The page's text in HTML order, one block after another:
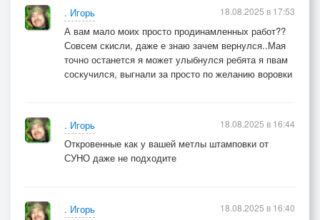
. Игорь
А вам мало моих просто продинамленных работ??
Совсем скисли, даже е знаю зачем вернулся..Мая
точно останется я может улыбнулся ребята я пвам
соскучился, выгнали за просто по желанию воровки
18.08.2025 в 17:53
. Игорь
Откровенные как у вашей метлы штамповки от
СУНО даже не подходите
18.08.2025 в 16:44
. Игорь
18.08.2025 в 16:40